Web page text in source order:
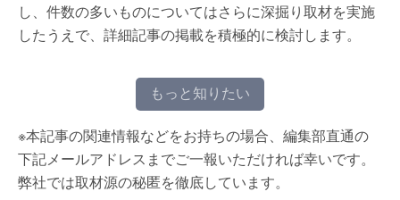
し、件数の多いものについてはさらに深掘り取材を実施
したうえで、詳細記事の掲載を積極的に検討します。
もっと知りたい
※本記事の関連情報などをお持ちの場合、編集部直通の
下記メールアドレスまでご一報いただければ幸いです。
弊社では取材源の秘匿を徹底しています。